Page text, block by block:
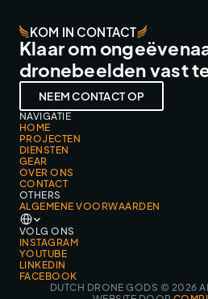
KOM IN CONTACT
Klaar om
dronebeelden vast
NEEM CONTACT OP
NAVIGATIE
HOME
PROJECTEN
DIENSTEN
GEAR
OVER ONS
CONTACT
OTHERS
ALGEMENE VOORWAARDEN
Select Language
VOLG ONS
INSTAGRAM
YOUTUBE
LINKEDIN
FACEBOOK
DUTCH DRONE GODS © 2026